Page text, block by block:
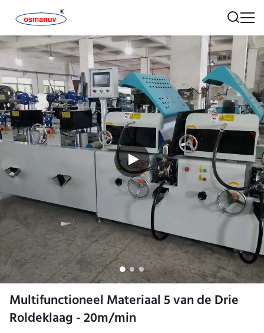
Multifunctioneel Materiaal 5 van de Drie
Roldeklaag - 20m/min